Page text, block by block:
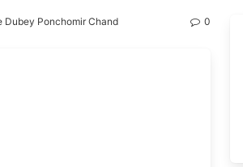
Dubey Ponchomir Chand 0